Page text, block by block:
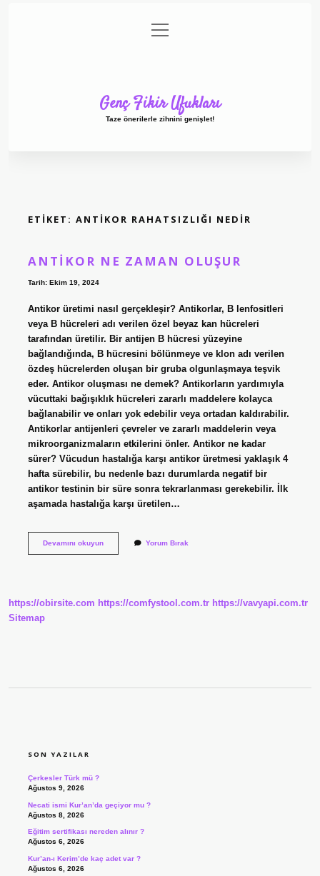
Gizlilik Politikası
menüyü
aç
Genç Fikir Ufukları
Taze önerilerle zihnini genişlet!
ETIKET: ANTIKOR RAHATSIZLIĞI NEDIR
ANTIKOR NE ZAMAN OLUŞUR
Tarih: Ekim 19, 2024
Antikor üretimi nasıl gerçekleşir? Antikorlar, B lenfositleri
veya B hücreleri adı verilen özel beyaz kan hücreleri
tarafından üretilir. Bir antijen B hücresi yüzeyine
bağlandığında, B hücresini bölünmeye ve klon adı verilen
özdeş hücrelerden oluşan bir gruba olgunlaşmaya teşvik
eder. Antikor oluşması ne demek? Antikorların yardımıyla
vücuttaki bağışıklık hücreleri zararlı maddelere kolayca
bağlanabilir ve onları yok edebilir veya ortadan kaldırabilir.
Antikorlar antijenleri çevreler ve zararlı maddelerin veya
mikroorganizmaların etkilerini önler. Antikor ne kadar
sürer? Vücudun hastalığa karşı antikor üretmesi yaklaşık 4
hafta sürebilir, bu nedenle bazı durumlarda negatif bir
antikor testinin bir süre sonra tekrarlanması gerekebilir. İlk
aşamada hastalığa karşı üretilen…
Devamını okuyunAntikor
Yorum Bırak
https://obirsite.com https://comfystool.com.tr https://vavyapi.com.tr
Sitemap
SON YAZILAR
Çerkesler Türk mü ?
Ağustos 9, 2026
Necati ismi Kur’an’da geçiyor mu ?
Ağustos 8, 2026
Eğitim sertifikası nereden alınır ?
Ağustos 6, 2026
Kur’an-ı Kerim’de kaç adet var ?
Ağustos 6, 2026